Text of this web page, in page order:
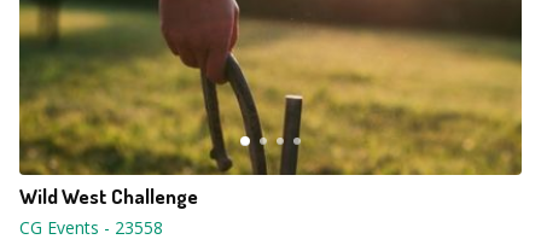
Wild West Challenge
CG Events - 23558